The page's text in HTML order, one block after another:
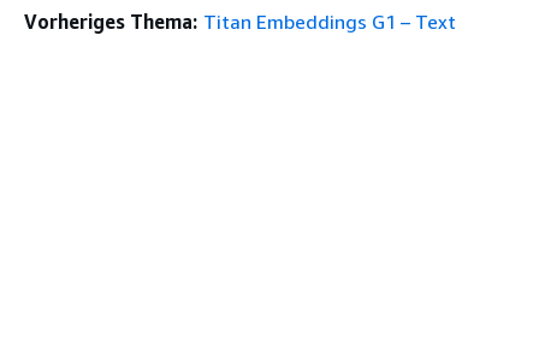
Vorheriges Thema: Titan Embeddings G1 – Text